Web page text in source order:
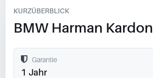
KURZÜBERBLICK
BMW Harman Kardon
Garantie
1 Jahr